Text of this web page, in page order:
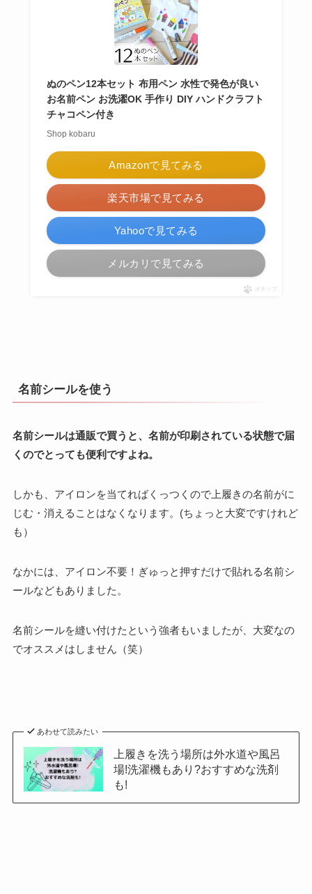
ぬのペン12本セット 布用ペン 水性で発色が良い
お名前ペン お洗濯OK 手作り DIY ハンドクラフト
チャコペン付き
Shop kobaru
Amazonで見てみる
楽天市場で見てみる
Yahooで見てみる
メルカリで見てみる
ポチップ
名前シールを使う
名前シールは通販で買うと、名前が印刷されている状態で届
くのでとっても便利ですよね。
しかも、アイロンを当てればくっつくので上履きの名前がに
じむ・消えることはなくなります。(ちょっと大変ですけれど
も）
なかには、アイロン不要！ぎゅっと押すだけで貼れる名前シ
ールなどもありました。
名前シールを縫い付けたという強者もいましたが、大変なの
でオススメはしません（笑）
あわせて読みたい
上履きを洗う場所は外水道や風呂
場!洗濯機もあり?おすすめな洗剤
も!